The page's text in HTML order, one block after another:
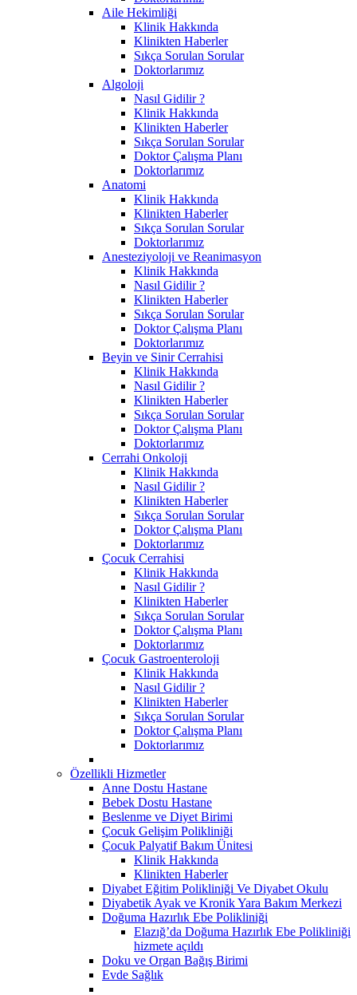
Aile Hekimliği
Klinik Hakkında
Klinikten Haberler
Sıkça Sorulan Sorular
Doktorlarımız
Algoloji
Nasıl Gidilir ?
Klinik Hakkında
Klinikten Haberler
Sıkça Sorulan Sorular
Doktor Çalışma Planı
Doktorlarımız
Anatomi
Klinik Hakkında
Klinikten Haberler
Sıkça Sorulan Sorular
Doktorlarımız
Anesteziyoloji ve Reanimasyon
Klinik Hakkında
Nasıl Gidilir ?
Klinikten Haberler
Sıkça Sorulan Sorular
Doktor Çalışma Planı
Doktorlarımız
Beyin ve Sinir Cerrahisi
Klinik Hakkında
Nasıl Gidilir ?
Klinikten Haberler
Sıkça Sorulan Sorular
Doktor Çalışma Planı
Doktorlarımız
Cerrahi Onkoloji
Klinik Hakkında
Nasıl Gidilir ?
Klinikten Haberler
Sıkça Sorulan Sorular
Doktor Çalışma Planı
Doktorlarımız
Çocuk Cerrahisi
Klinik Hakkında
Nasıl Gidilir ?
Klinikten Haberler
Sıkça Sorulan Sorular
Doktor Çalışma Planı
Doktorlarımız
Çocuk Gastroenteroloji
Klinik Hakkında
Nasıl Gidilir ?
Klinikten Haberler
Sıkça Sorulan Sorular
Doktor Çalışma Planı
Doktorlarımız
Özellikli Hizmetler
Anne Dostu Hastane
Bebek Dostu Hastane
Beslenme ve Diyet Birimi
Çocuk Gelişim Polikliniği
Çocuk Palyatif Bakım Ünitesi
Klinik Hakkında
Klinikten Haberler
Diyabet Eğitim Polikliniği Ve Diyabet Okulu
Diyabetik Ayak ve Kronik Yara Bakım Merkezi
Doğuma Hazırlık Ebe Polikliniği
Elazığ’da Doğuma Hazırlık Ebe Polikliniği
hizmete açıldı
Doku ve Organ Bağış Birimi
Evde Sağlık